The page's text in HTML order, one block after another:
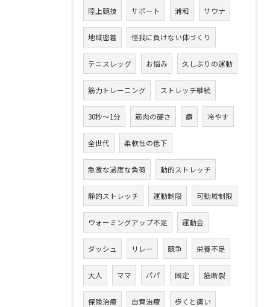
陸上競技 サポート 浦和 サウナ
地域密着 怪我に負けない体づくり
テニスレッグ お悩み 久しぶりの運動
筋力トレーニング ストレッチ継続
30秒～1分 筋肉の硬さ 癖 冷やす
全世代 柔軟性の低下
急激な過度な負荷 動的ストレッチ
静的ストレッチ 運動制限 可動域制限
ウォーミングアップ不足 運動会
ダッシュ リレー 競争 栄養不足
大人 ママ パパ 固定 筋断裂
保険治療 自費治療 歩くと痛い